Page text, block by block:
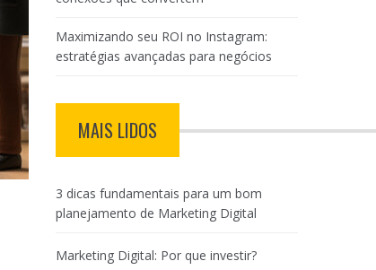
Maximizando seu ROI no Instagram:
estratégias avançadas para negócios
MAIS LIDOS
3 dicas fundamentais para um bom
planejamento de Marketing Digital
Marketing Digital: Por que investir?